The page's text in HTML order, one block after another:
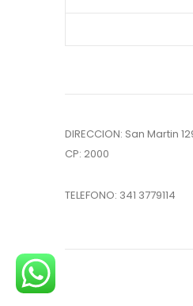
DIRECCION: San Martin
CP: 2000
TELEFONO: 341 3779114